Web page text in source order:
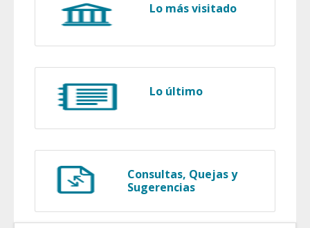
Lo más visitado
Lo último
Consultas, Quejas y
Sugerencias